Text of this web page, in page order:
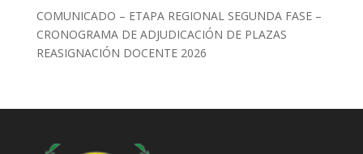
COMUNICADO – ETAPA REGIONAL SEGUNDA FASE –
CRONOGRAMA DE ADJUDICACIÓN DE PLAZAS
REASIGNACIÓN DOCENTE 2026